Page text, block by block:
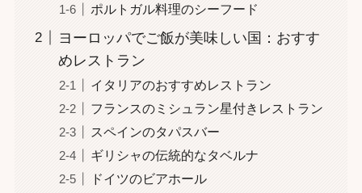
ポルトガル料理のシーフード
ヨーロッパでご飯が美味しい国：おすす
めレストラン
イタリアのおすすめレストラン
フランスのミシュラン星付きレストラン
スペインのタパスバー
ギリシャの伝統的なタベルナ
ドイツのビアホール